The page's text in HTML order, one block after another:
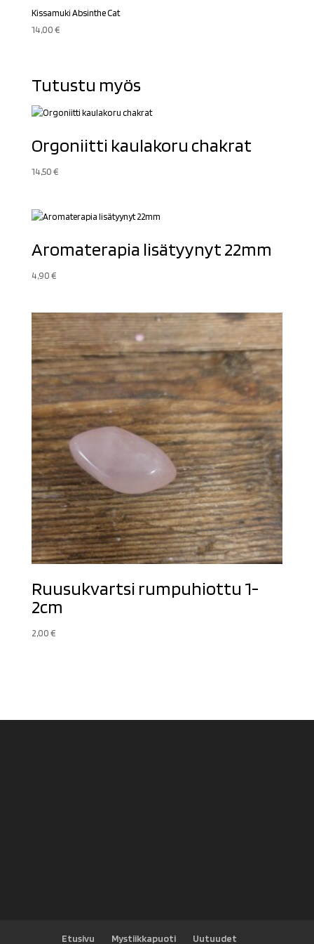
Kissamuki Absinthe Cat
14,00€
Tutustu myös
Orgoniitti kaulakoru chakrat
14,50€
Aromaterapia lisätyynyt 22mm
4,90€
Ruusukvartsi rumpuhiottu 1-
2cm
2,00€
Etusivu Mystiikkapuoti Uutuudet